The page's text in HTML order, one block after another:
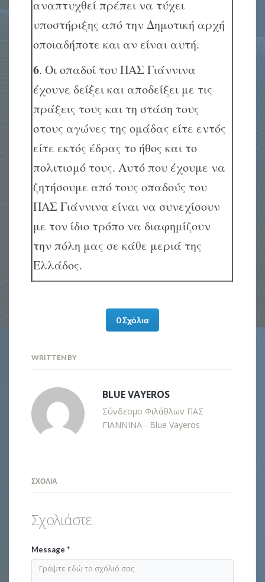
αναπτυχθεί πρέπει να τύχει
υποστήριξης από την Δημοτική αρχή
οποιαδήποτε και αν είναι αυτή.
6. Οι οπαδοί του ΠΑΣ Γιάννινα
έχουνε δείξει και αποδείξει με τις
πράξεις τους και τη στάση τους
στους αγώνες της ομάδας είτε εντός
είτε εκτός έδρας το ήθος και το
πολιτισμό τους. Αυτό που έχουμε να
ζητήσουμε από τους οπαδούς του
ΠΑΣ Γιάννινα είναι να συνεχίσουν
με τον ίδιο τρόπο να διαφημίζουν
την πόλη μας σε κάθε μεριά της
Ελλάδος.
0 Σχόλια
WRITTEN BY
BLUE VAYEROS
Σύνδεσμο Φιλάθλων ΠΑΣ
ΓΙΑΝΝΙΝΑ - Blue Vayeros
ΣΧΌΛΙΑ
Σχολιάστε
Message*